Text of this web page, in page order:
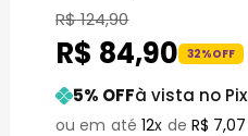
R$124,90
R$ 84,90 32%OFF
5% OFFà vista no Pix
12 R$ 7,07